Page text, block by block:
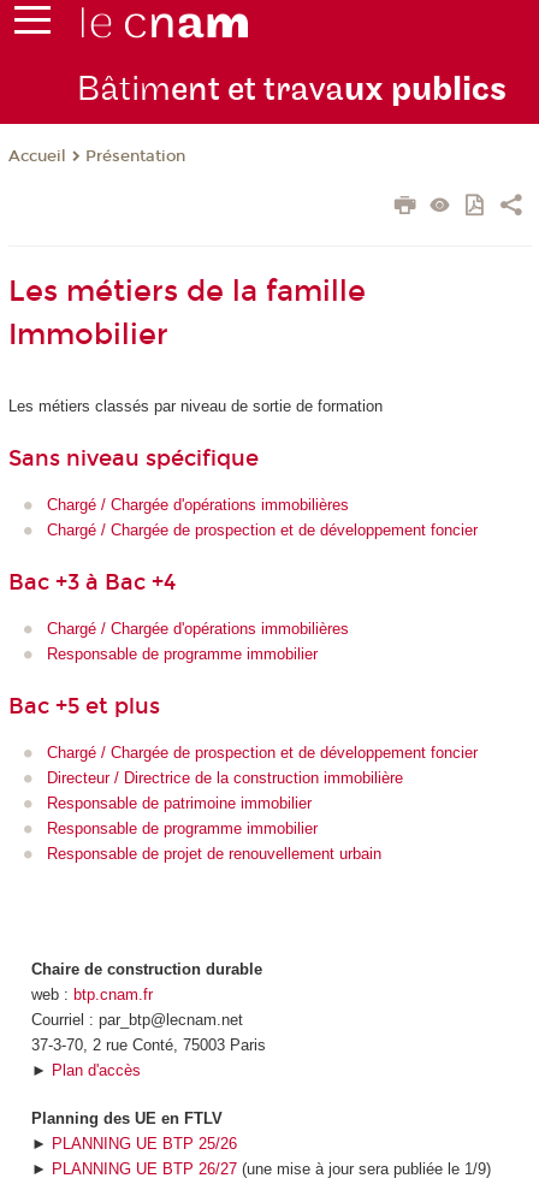
Bâtiment et travaux publics
Accueil Présentation
Les métiers de la famille
Immobilier
Les métiers classés par niveau de sortie de formation
Sans niveau spécifique
Chargé / Chargée d'opérations immobilières
Chargé / Chargée de prospection et de développement foncier
Bac +3 à Bac +4
Chargé / Chargée d'opérations immobilières
Responsable de programme immobilier
Bac +5 et plus
Chargé / Chargée de prospection et de développement foncier
Directeur / Directrice de la construction immobilière
Responsable de patrimoine immobilier
Responsable de programme immobilier
Responsable de projet de renouvellement urbain
Chaire de construction durable
web : btp.cnam.fr
Courriel : par_btp@lecnam.net
37-3-70, 2 rue Conté, 75003 Paris
► Plan d'accès
Planning des UE en FTLV
► PLANNING UE BTP 25/26
► PLANNING UE BTP 26/27(une mise à jour sera publiée le 1/9)